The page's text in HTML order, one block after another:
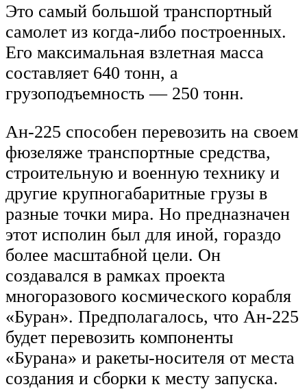
Это самый большой транспортный
самолет из когда-либо построенных.
Его максимальная взлетная масса
составляет 640 тонн, а
грузоподъемность — 250 тонн.
Ан-225 способен перевозить на своем
фюзеляже транспортные средства,
строительную и военную технику и
другие крупногабаритные грузы в
разные точки мира. Но предназначен
этот исполин был для иной, гораздо
более масштабной цели. Он
создавался в рамках проекта
многоразового космического корабля
«Буран». Предполагалось, что Ан-225
будет перевозить компоненты
«Бурана» и ракеты-носителя от места
создания и сборки к месту запуска.